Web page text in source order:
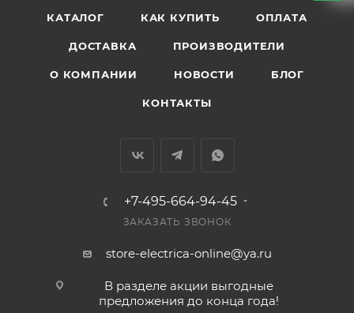
КАТАЛОГ КАК КУПИТЬ ОПЛАТА
ДОСТАВКА ПРОИЗВОДИТЕЛИ
О КОМПАНИИ НОВОСТИ БЛОГ
КОНТАКТЫ
+7-495-664-94-45
ЗАКАЗАТЬ ЗВОНОК
store-electrica-online@ya.ru
В разделе акции выгодные
предложения до конца года!